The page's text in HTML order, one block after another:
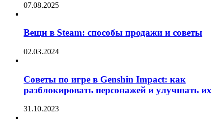
07.08.2025
Вещи в Steam: способы продажи и советы
02.03.2024
Советы по игре в Genshin Impact: как
разблокировать персонажей и улучшать их
31.10.2023